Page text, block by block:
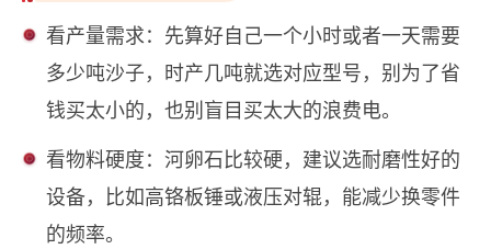
‌看产量需求‌：先算好自己一个小时或者一天需要
多少吨沙子，时产几吨就选对应型号，别为了省
钱买太小的，也别盲目买太大的浪费电。
看物料硬度‌：河卵石比较硬，建议选耐磨性好的
设备，比如高铬板锤或液压对辊，能减少换零件
的频率。